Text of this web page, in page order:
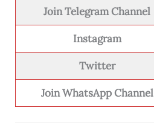
Join Telegram Channel
Instagram
Twitter
Join WhatsApp Channel